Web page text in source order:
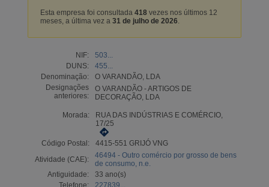
Esta empresa foi consultada 418vezes nos últimos 12
meses, a última vez a 31 de julho de 2026.
NIF:
503...
DUNS:
455...
Denominação:
O VARANDÃO, LDA
Designações
anteriores:
O VARANDÃO - ARTIGOS DE
DECORAÇÃO, LDA
Morada:
RUA DAS INDÚSTRIAS E COMÉRCIO,
17/25
Código Postal:
4415-551 GRIJÓ VNG
Atividade (CAE):
46494 - Outro comércio por grosso de bens
de consumo, n.e.
Antiguidade:
33 ano(s)
Telefone:
227839...